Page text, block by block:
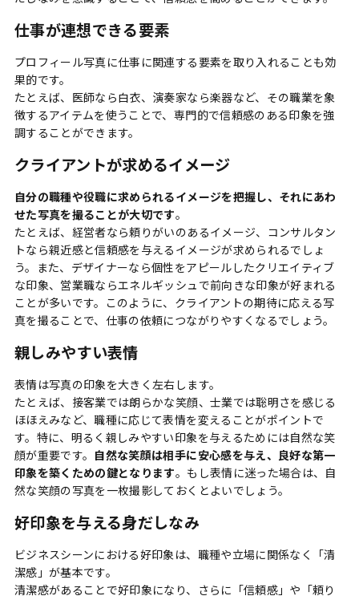
仕事が連想できる要素
プロフィール写真に仕事に関連する要素を取り入れることも効
果的です。
たとえば、医師なら白衣、演奏家なら楽器など、その職業を象
徴するアイテムを使うことで、専門的で信頼感のある印象を強
調することができます。
クライアントが求めるイメージ
自分の職種や役職に求められるイメージを把握し、それにあわ
せた写真を撮ることが大切です。
たとえば、経営者なら頼りがいのあるイメージ、コンサルタン
トなら親近感と信頼感を与えるイメージが求められるでしょ
う。また、デザイナーなら個性をアピールしたクリエイティブ
な印象、営業職ならエネルギッシュで前向きな印象が好まれる
ことが多いです。このように、クライアントの期待に応える写
真を撮ることで、仕事の依頼につながりやすくなるでしょう。
親しみやすい表情
表情は写真の印象を大きく左右します。
たとえば、接客業では朗らかな笑顔、士業では聡明さを感じる
ほほえみなど、職種に応じて表情を変えることがポイントで
す。特に、明るく親しみやすい印象を与えるためには自然な笑
顔が重要です。
自然な笑顔は相手に安心感を与え、良好な第一
印象を築くための鍵となります。もし表情に迷った場合は、自
然な笑顔の写真を一枚撮影しておくとよいでしょう。
好印象を与える身だしなみ
ビジネスシーンにおける好印象は、職種や立場に関係なく「清
潔感」が基本です。
清潔感があることで好印象になり、さらに「信頼感」や「頼り